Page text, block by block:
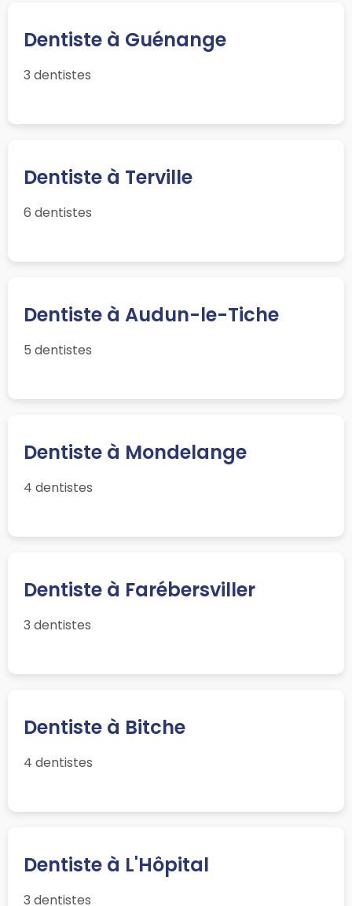
Dentiste à Guénange
3 dentistes
Dentiste à Terville
6 dentistes
Dentiste à Audun-le-Tiche
5 dentistes
Dentiste à Mondelange
4 dentistes
Dentiste à Farébersviller
3 dentistes
Dentiste à Bitche
4 dentistes
Dentiste à L'Hôpital
3 dentistes